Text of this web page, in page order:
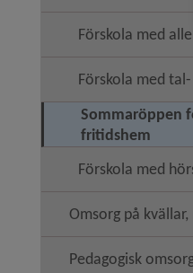
Förskola med
Förskola med
Sommaröppen
fritidshem
Förskola med
Omsorg på
Pedagogisk